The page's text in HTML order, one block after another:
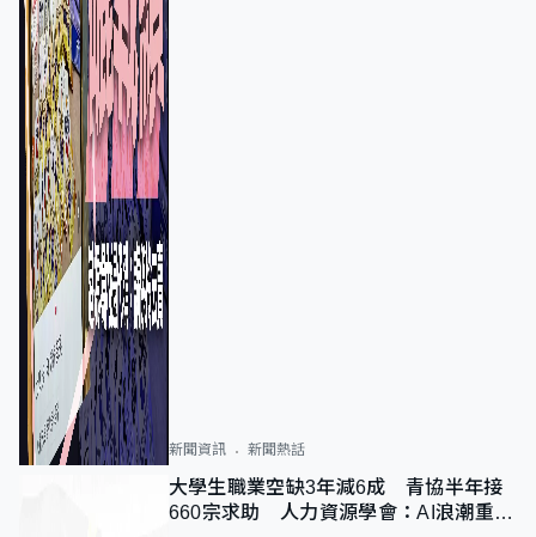
新聞資訊 新聞熱話
大學生職業空缺3年減6成 青協半年接
660宗求助 人力資源學會：AI浪潮重整